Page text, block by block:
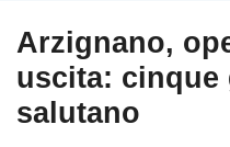
Arzignano,
uscita: cinque
salutano